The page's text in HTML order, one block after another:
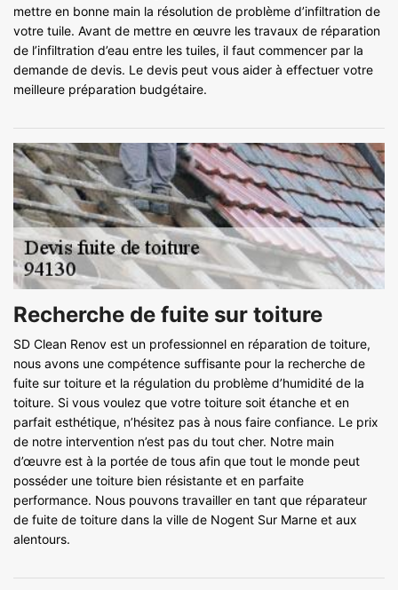
mettre en bonne main la résolution de problème d’infiltration de
votre tuile. Avant de mettre en œuvre les travaux de réparation
de l’infiltration d’eau entre les tuiles, il faut commencer par la
demande de devis. Le devis peut vous aider à effectuer votre
meilleure préparation budgétaire.
Recherche de fuite sur toiture
SD Clean Renov est un professionnel en réparation de toiture,
nous avons une compétence suffisante pour la recherche de
fuite sur toiture et la régulation du problème d’humidité de la
toiture. Si vous voulez que votre toiture soit étanche et en
parfait esthétique, n’hésitez pas à nous faire confiance. Le prix
de notre intervention n’est pas du tout cher. Notre main
d’œuvre est à la portée de tous afin que tout le monde peut
posséder une toiture bien résistante et en parfaite
performance. Nous pouvons travailler en tant que réparateur
de fuite de toiture dans la ville de Nogent Sur Marne et aux
alentours.